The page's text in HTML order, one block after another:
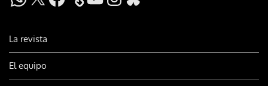
La revista
El equipo